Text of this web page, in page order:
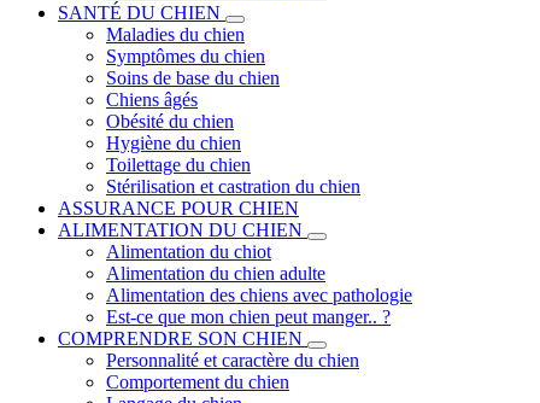
SANTÉ DU CHIEN
Maladies du chien
Symptômes du chien
Soins de base du chien
Chiens âgés
Obésité du chien
Hygiène du chien
Toilettage du chien
Stérilisation et castration du chien
ASSURANCE POUR CHIEN
ALIMENTATION DU CHIEN
Alimentation du chiot
Alimentation du chien adulte
Alimentation des chiens avec pathologie
Est-ce que mon chien peut manger.. ?
COMPRENDRE SON CHIEN
Personnalité et caractère du chien
Comportement du chien